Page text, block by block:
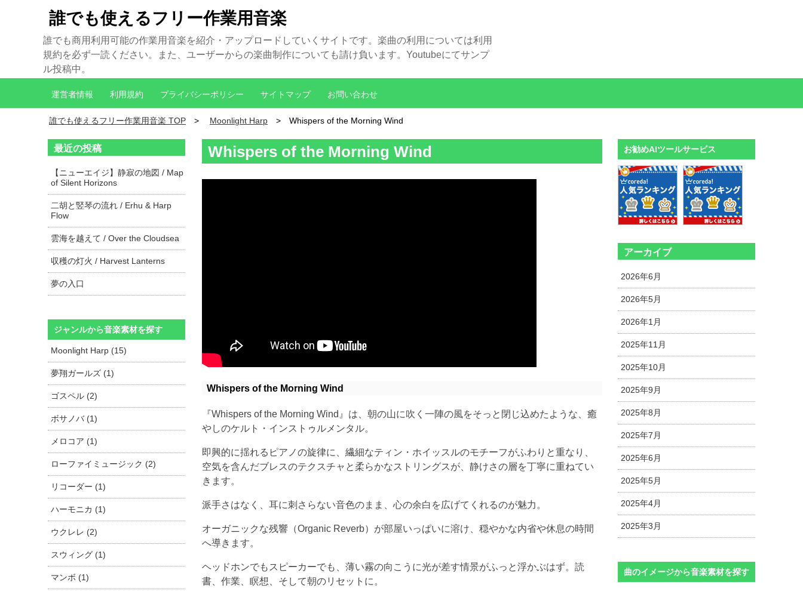
誰でも使えるフリー作業用音楽
誰でも商用利用可能の作業用音楽を紹介・アップロードしていくサイトです。楽曲の利用については利用
規約を必ず一読ください。また、ユーザーからの楽曲制作についても請け負います。Youtubeにてサンプ
ル投稿中。
運営者情報 利用規約 プライバシーポリシー サイトマップ お問い合わせ
誰でも使えるフリー作業用音楽 TOP Moonlight Harp Whispers of the Morning Wind
Whispers of the Morning Wind
Whispers of the Morning Wind
『Whispers of the Morning Wind』は、朝の山に吹く一陣の風をそっと閉じ込めたような、癒
やしのケルト・インストゥルメンタル。
即興的に揺れるピアノの旋律に、繊細なティン・ホイッスルのモチーフがふわりと重なり、
空気を含んだブレスのテクスチャと柔らかなストリングスが、静けさの層を丁寧に重ねてい
きます。
派手さはなく、耳に刺さらない音色のまま、心の余白を広げてくれるのが魅力。
オーガニックな残響（Organic Reverb）が部屋いっぱいに溶け、穏やかな内省や休息の時間
へ導きます。
ヘッドホンでもスピーカーでも、薄い霧の向こうに光が差す情景がふっと浮かぶはず。読
書、作業、瞑想、そして朝のリセットに。
最近の投稿
【ニューエイジ】静寂の地図 / Map
of Silent Horizons
二胡と竪琴の流れ / Erhu & Harp
Flow
雲海を越えて / Over the Cloudsea
収穫の灯火 / Harvest Lanterns
夢の入口
ジャンルから音楽素材を探す
Moonlight Harp (15)
夢翔ガールズ (1)
ゴスペル (2)
ボサノバ (1)
メロコア (1)
ローファイミュージック (2)
リコーダー (1)
ハーモニカ (1)
ウクレレ (2)
スウィング (1)
マンボ (1)
お勧めAIツールサービス
アーカイブ
2026年6月
2026年5月
2026年1月
2025年11月
2025年10月
2025年9月
2025年8月
2025年7月
2025年6月
2025年5月
2025年4月
2025年3月
曲のイメージから音楽素材を探す